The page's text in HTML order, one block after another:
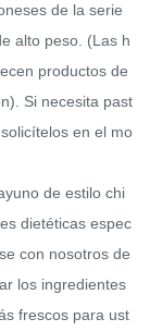
de la serie
alto peso. (Las h
productos de
Si necesita past
en el mo
de estilo chi
dietéticas espec
con nosotros de
los ingredientes
frescos para ust